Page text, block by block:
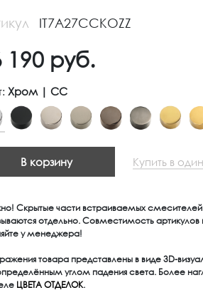
IT7A27CCKOZZ
190 руб.
Хром | CC
В корзину Купить в
Скрытые части встраиваемых
отдельно. Совместимость
у менеджера!
товара представлены в виде 3D-
углом падения света. Более
ЦВЕТА ОТДЕЛОК.